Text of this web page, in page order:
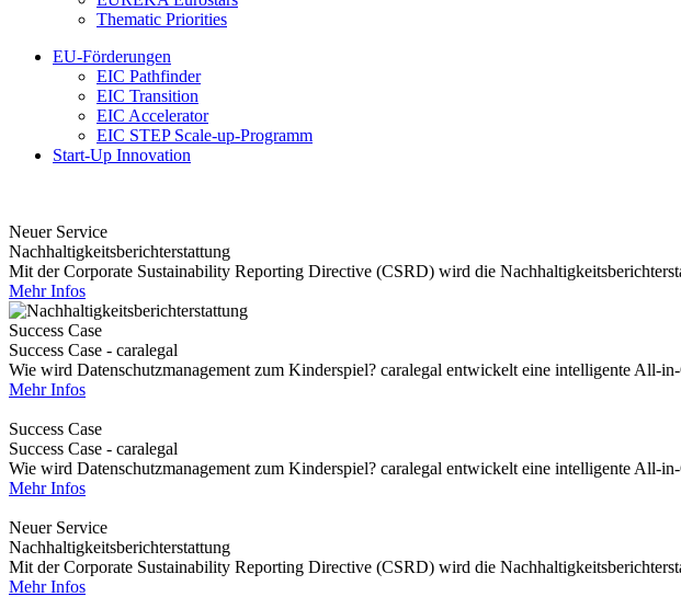
Thematic Priorities
EU-Förderungen
EIC Pathfinder
EIC Transition
EIC Accelerator
EIC STEP Scale-up-Programm
Start-Up Innovation
Neuer Service
Nachhaltigkeitsberichterstattung
Mit der Corporate Sustainability Reporting Directive (CSRD) wird die
Mehr Infos
Success Case
Success Case - caralegal
Wie wird Datenschutzmanagement zum Kinderspiel? caralegal entwickelt eine intelligente All-
Mehr Infos
Success Case
Success Case - caralegal
Wie wird Datenschutzmanagement zum Kinderspiel? caralegal entwickelt eine intelligente All-
Mehr Infos
Neuer Service
Nachhaltigkeitsberichterstattung
Mit der Corporate Sustainability Reporting Directive (CSRD) wird die
Mehr Infos